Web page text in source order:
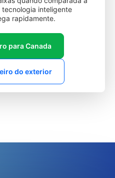
tecnologia inteligente
rapidamente.
para Canada
do exterior